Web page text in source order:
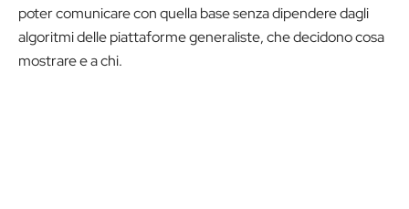
poter comunicare con quella base senza dipendere dagli
algoritmi delle piattaforme generaliste, che decidono cosa
mostrare e a chi.